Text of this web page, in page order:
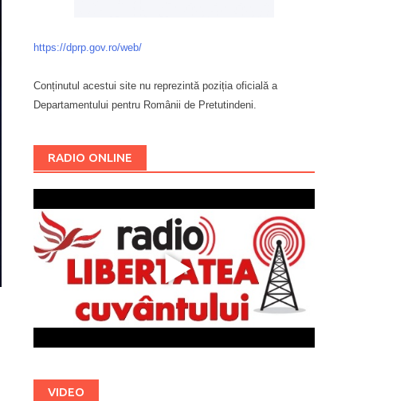
https://dprp.gov.ro/web/
Conținutul acestui site nu reprezintă poziția oficială a
Departamentului pentru Românii de Pretutindeni.
RADIO ONLINE
VIDEO